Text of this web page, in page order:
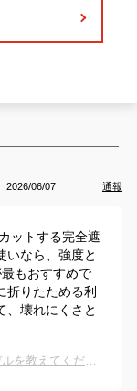
2026/06/07 通報
ットする完全遮
いなら、強度と
もおすすめで
折りたためる利
、壊れにくさと
サンバリアの日傘で完全遮光できる人気モデルを教えてください